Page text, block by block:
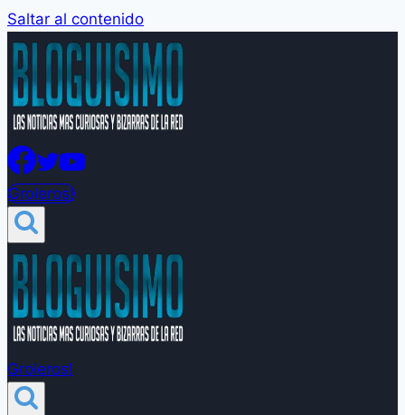
Saltar al contenido
Groleros!
Groleros!